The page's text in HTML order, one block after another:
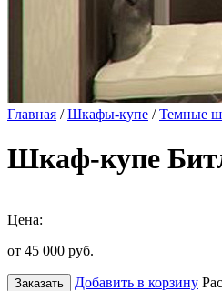
Главная /Шкафы-купе /Темные
Шкаф-купе
Цена:
от 45 000 руб.
Заказать Добавить в корзину